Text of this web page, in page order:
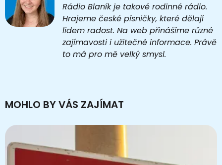
Rádio Blaník je takové rodinné rádio.
Hrajeme české písničky, které dělají
lidem radost. Na web přinášíme různé
zajímavosti i užitečné informace. Právě
to má pro mě velký smysl.
MOHLO BY VÁS ZAJÍMAT